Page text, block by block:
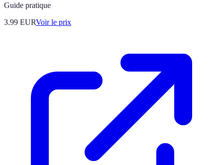
Guide pratique
3.99 EURVoir le prix